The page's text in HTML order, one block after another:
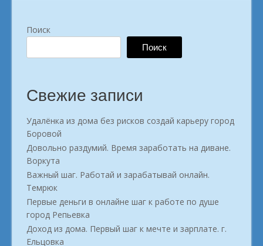
Поиск
Поиск
Свежие записи
Удалёнка из дома без рисков создай карьеру город
Боровой
Довольно раздумий. Время заработать на диване.
Воркута
Важный шаг. Работай и зарабатывай онлайн.
Темрюк
Первые деньги в онлайне шаг к работе по душе
город Репьевка
Доход из дома. Первый шаг к мечте и зарплате. г.
Ельцовка